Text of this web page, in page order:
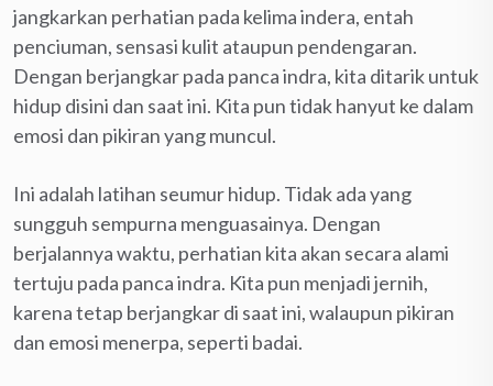
jangkarkan perhatian pada kelima indera, entah
penciuman, sensasi kulit ataupun pendengaran.
Dengan berjangkar pada panca indra, kita ditarik untuk
hidup disini dan saat ini. Kita pun tidak hanyut ke dalam
emosi dan pikiran yang muncul.
Ini adalah latihan seumur hidup. Tidak ada yang
sungguh sempurna menguasainya. Dengan
berjalannya waktu, perhatian kita akan secara alami
tertuju pada panca indra. Kita pun menjadi jernih,
karena tetap berjangkar di saat ini, walaupun pikiran
dan emosi menerpa, seperti badai.